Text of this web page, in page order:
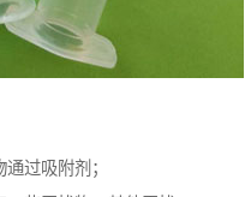
过吸附剂；